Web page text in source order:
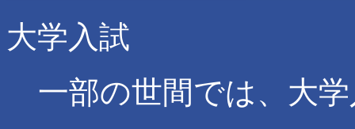
大学入試
一部の世間では、大